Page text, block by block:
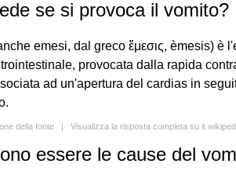
se si provoca il vomito?
emesi, dal greco ἔμεσις, èmesis)
provocata dalla rapida
ad un'apertura del cardias in
della fonte | Visualizza la risposta completa su
essere le cause del